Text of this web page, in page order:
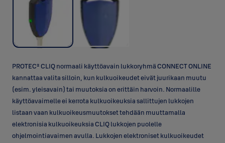
PROTEC² CLIQ normaali käyttöavain lukkoryhmä CONNECT ONLINE
kannattaa valita silloin, kun kulkuoikeudet eivät juurikaan muutu
(esim. yleisavain) tai muutoksia on erittäin harvoin. Normaalille
käyttöavaimelle ei kerrota kulkuoikeuksia sallittujen lukkojen
listaan vaan kulkuoikeusmuutokset tehdään muuttamalla
elektronisia kulkuoikeuksia CLIQ lukkojen puolelle
ohjelmointiavaimen avulla. Lukkojen elektroniset kulkuoikeudet